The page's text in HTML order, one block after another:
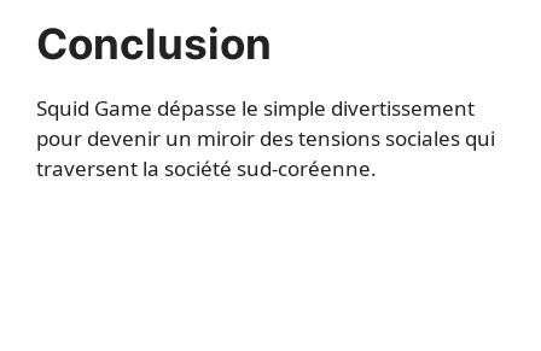
Conclusion
Squid Game dépasse le simple divertissement
pour devenir un miroir des tensions sociales qui
traversent la société sud-coréenne.